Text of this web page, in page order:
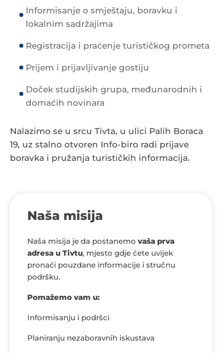
Informisanje o smještaju, boravku i
lokalnim sadržajima
Registracija i praćenje turističkog prometa
Prijem i prijavljivanje gostiju
Doček studijskih grupa, međunarodnih i
domaćih novinara
Nalazimo se u srcu Tivta, u ulici Palih Boraca
19, uz stalno otvoren Info-biro radi prijave
boravka i pružanja turističkih informacija.
Naša misija
Naša misija je da postanemo vaša prva
adresa u Tivtu, mjesto gdje ćete uvijek
pronaći pouzdane informacije i stručnu
podršku.
Pomažemo vam u:
Informisanju i podršci
Planiranju nezaboravnih iskustava